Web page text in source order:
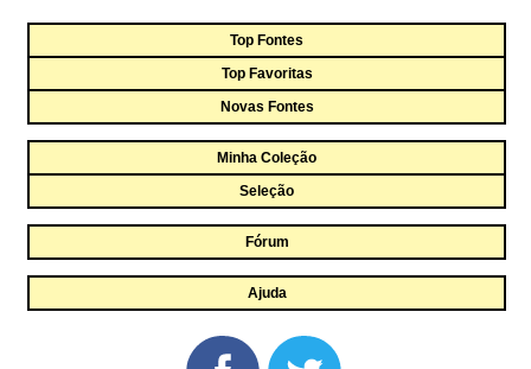
Top Fontes
Top Favoritas
Novas Fontes
Minha Coleção
Seleção
Fórum
Ajuda